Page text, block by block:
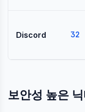
Discord 32
보안성 높은